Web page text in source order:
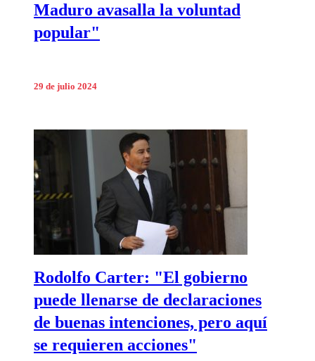
Maduro avasalla la voluntad
popular"
29 de julio 2024
Rodolfo Carter: "El gobierno
puede llenarse de declaraciones
de buenas intenciones, pero aquí
se requieren acciones"